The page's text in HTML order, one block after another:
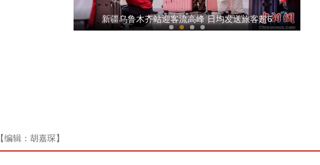
【编辑：胡嘉琛】
关爱“一老一小” 构筑“温暖屏障”
新疆乌鲁木齐站迎客流高峰 日均发送旅客超6